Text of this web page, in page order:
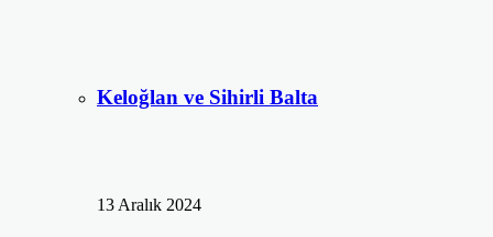
Keloğlan ve Sihirli Balta
13 Aralık 2024